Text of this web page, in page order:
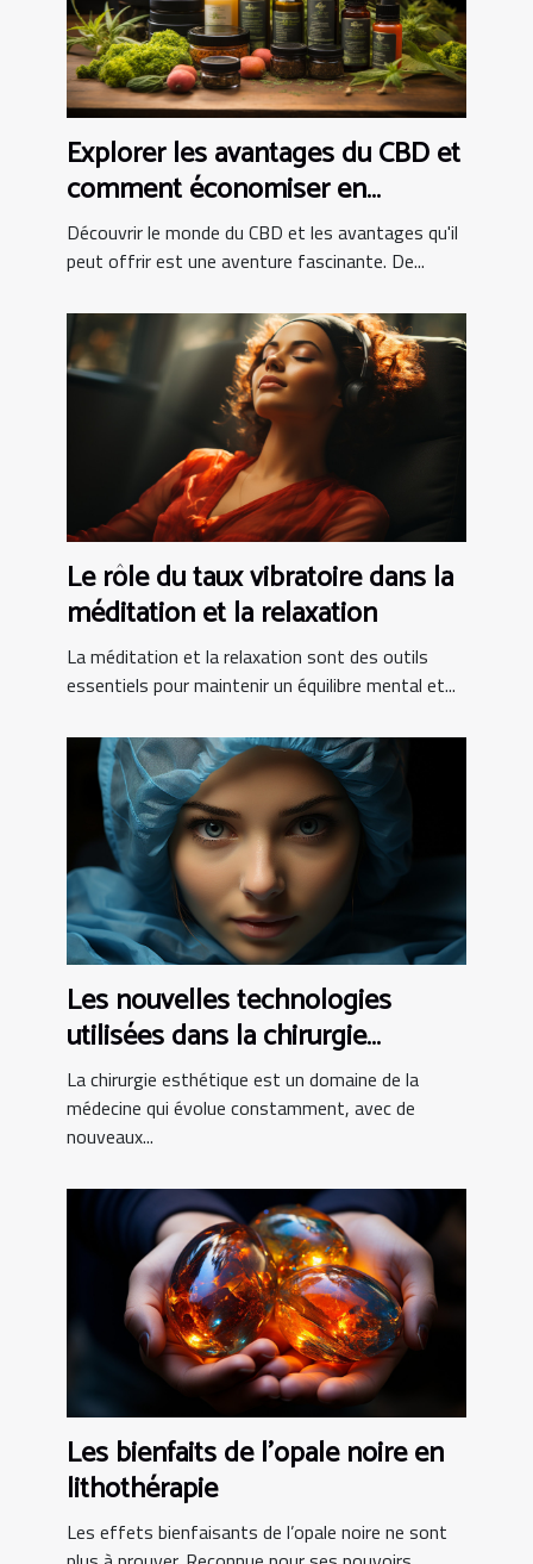
Explorer les avantages du CBD et
comment économiser en
achetant en ligne
Découvrir le monde du CBD et les avantages qu'il
peut offrir est une aventure fascinante. De...
Le rôle du taux vibratoire dans la
méditation et la relaxation
La méditation et la relaxation sont des outils
essentiels pour maintenir un équilibre mental et...
Les nouvelles technologies
utilisées dans la chirurgie
esthétique tunisienne
La chirurgie esthétique est un domaine de la
médecine qui évolue constamment, avec de
nouveaux...
Les bienfaits de l’opale noire en
lithothérapie
Les effets bienfaisants de l’opale noire ne sont